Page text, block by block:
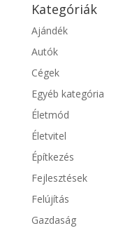
Kategóriák
Ajándék
Autók
Cégek
Egyéb kategória
Életmód
Életvitel
Építkezés
Fejlesztések
Felújítás
Gazdaság